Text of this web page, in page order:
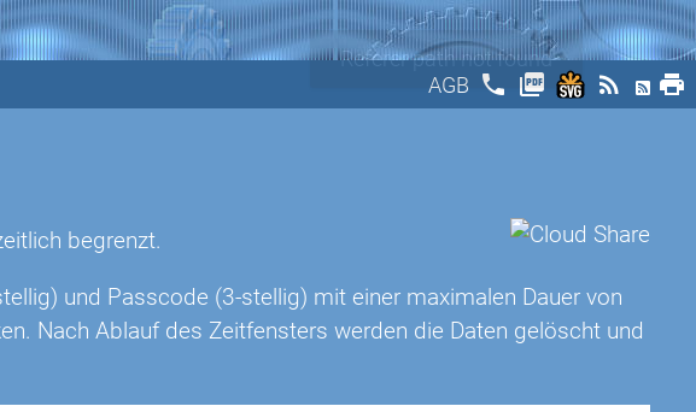
AGB phone picture_as_pdf rss_feed print
begrenzt.
und Passcode (3-stellig) mit einer maximalen Dauer von
Nach Ablauf des Zeitfensters werden die Daten gelöscht und